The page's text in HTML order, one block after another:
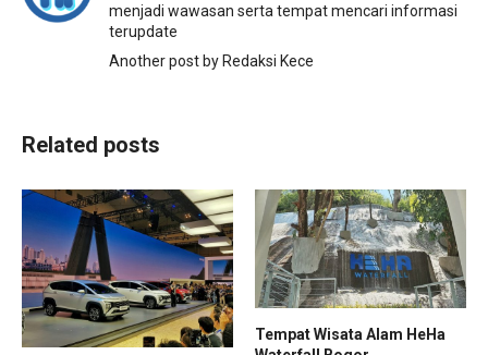
menjadi wawasan serta tempat mencari informasi
terupdate
Another post by Redaksi Kece
Related posts
Tempat Wisata Alam HeHa